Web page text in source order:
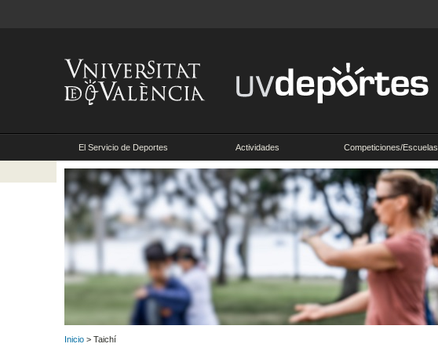
El Servicio de Deportes Actividades Competiciones/Escuelas
Inicio > Taichí